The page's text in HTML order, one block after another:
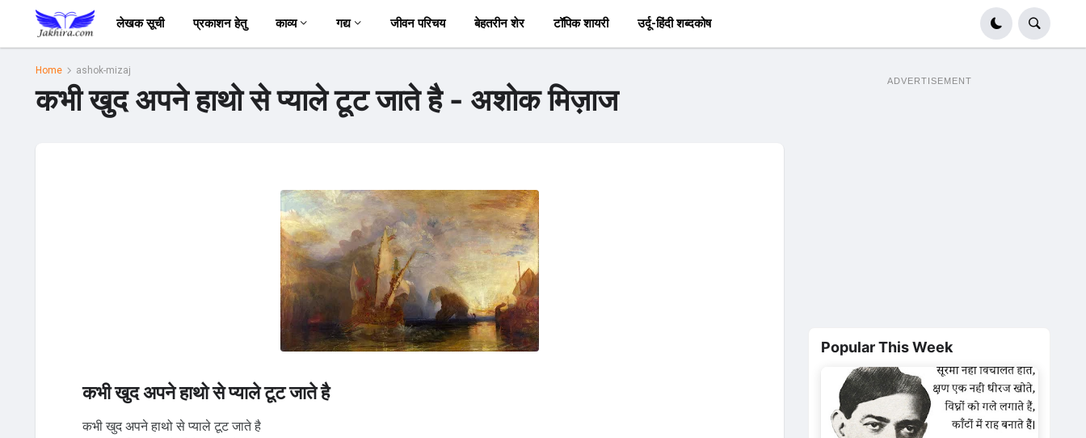
लेखक सूची प्रकाशन हेतु काव्य गद्य जीवन परिचय बेहतरीन शेर टॉपिक शायरी उर्दू-हिंदी शब्दकोष
Home ashok-mizaj
कभी खुद अपने हाथो से प्याले टूट जाते है - अशोक मिज़ाज
कभी खुद अपने हाथो से प्याले टूट जाते है
कभी खुद अपने हाथो से प्याले टूट जाते है
ADVERTISEMENT
Popular This Week